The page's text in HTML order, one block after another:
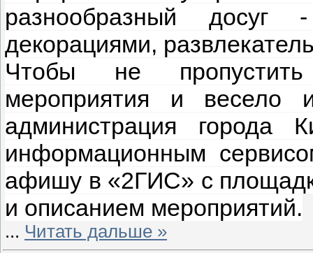
разнообразный
декорациями,
Чтобы не пропустить
мероприятия и весело
администрация города
информационным
афишу в «2ГИС» с
и описанием мероприятий.
... Читать дальше »